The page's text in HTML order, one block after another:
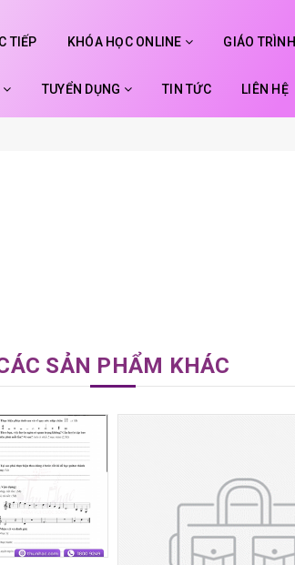
TIẾP KHÓA HỌC ONLINE GIÁO TRÌNH
TUYỂN DỤNG TIN TỨC LIÊN HỆ
SẢN PHẨM KHÁC